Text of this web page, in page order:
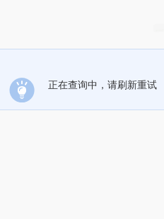
正在查询中，请刷新重试